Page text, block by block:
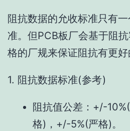
阻抗数据的允收标准只有
准。但PCB板厂会基于阻
格的厂规来保证阻抗有更好
1. 阻抗数据标准(参考)
阻抗值公差：+/-
格)，+/-5%(严格)。